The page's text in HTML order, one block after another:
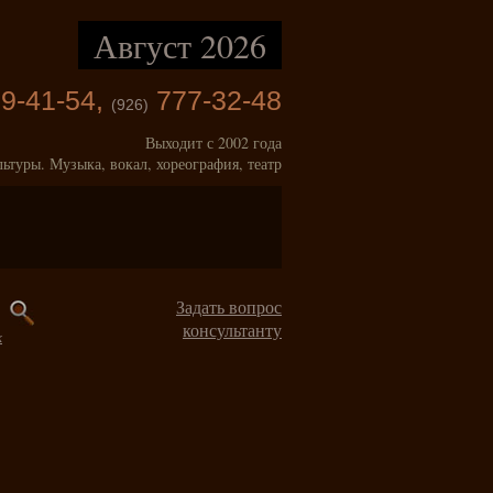
Август 2026
41-54, (926) 777-32-48
Выходит с 2002 года
Музыка, вокал, хореография, театр
Задать вопрос
консультанту